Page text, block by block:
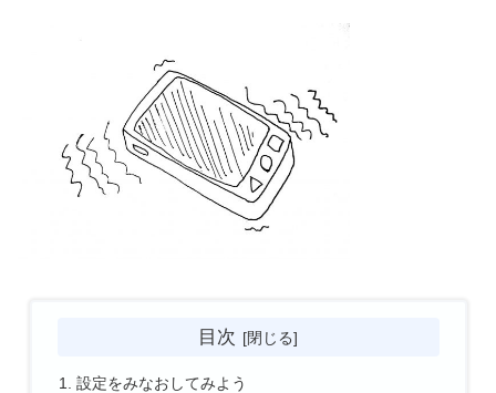
目次
設定をみなおしてみよう